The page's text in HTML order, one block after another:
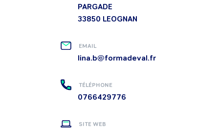
PARGADE
33850 LEOGNAN
EMAIL
lina.b@formadeval.fr
TÉLÉPHONE
0766429776
SITE WEB